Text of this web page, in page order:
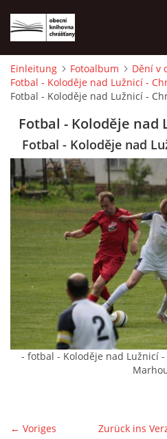
EINLEITUNG
FOTOALBUM
© 2026 eStránky.cz |WebSlice |
Nach
Einleitung Fotoalbum
Dění v
Fotbal - Koloděje nad Lužnicí -
Fotbal - Koloděje nad Lužnicí -
Fotbal - Koloděje nad
Fotbal - Koloděje nad
- fotbal - Koloděje nad Lužnicí
← Voriges
Zurück ins